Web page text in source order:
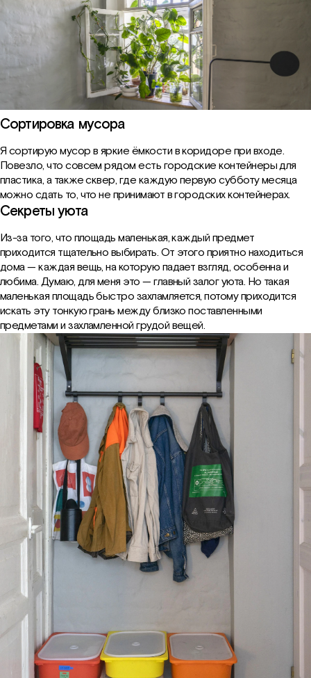
Сортировка мусора
Я сортирую мусор в яркие ёмкости в коридоре при входе.
Повезло, что совсем рядом есть городские контейнеры для
пластика, а также сквер, где каждую первую субботу месяца
можно сдать то, что не принимают в городских контейнерах.
Секреты уюта
Из-за того, что площадь маленькая, каждый предмет
приходится тщательно выбирать. От этого приятно находиться
дома — каждая вещь, на которую падает взгляд, особенна и
любима. Думаю, для меня это — главный залог уюта. Но такая
маленькая площадь быстро захламляется, потому приходится
искать эту тонкую грань между близко поставленными
предметами и захламленной грудой вещей.